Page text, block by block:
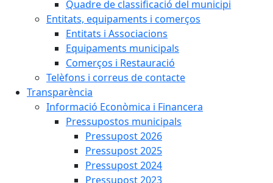
Quadre de classificació del municipi
Entitats, equipaments i comerços
Entitats i Associacions
Equipaments municipals
Comerços i Restauració
Telèfons i correus de contacte
Transparència
Informació Econòmica i Financera
Pressupostos municipals
Pressupost 2026
Pressupost 2025
Pressupost 2024
Pressupost 2023